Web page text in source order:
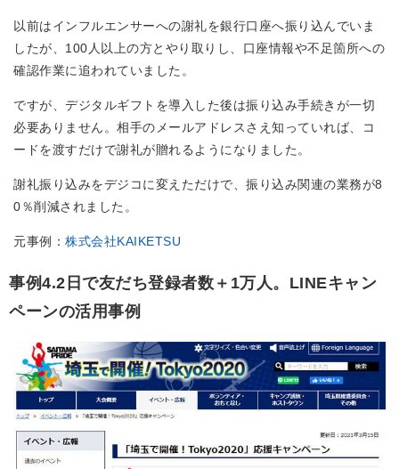
以前はインフルエンサーへの謝礼を銀行口座へ振り込んでいま
したが、100人以上の方とやり取りし、口座情報や不足箇所への
確認作業に追われていました。
ですが、デジタルギフトを導入した後は振り込み手続きが一切
必要ありません。相手のメールアドレスさえ知っていれば、コ
ードを渡すだけで謝礼が贈れるようになりました。
謝礼振り込みをデジコに変えただけで、振り込み関連の業務が8
0％削減されました。
元事例： 株式会社KAIKETSU
事例4.2日で友だち登録者数＋1万人。LINEキャン
ペーンの活用事例